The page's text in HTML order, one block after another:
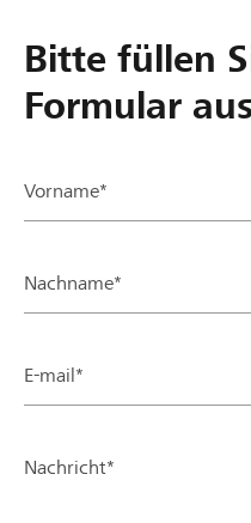
Bitte füllen
Formular
Vorname*
Nachname*
E-mail*
Nachricht*